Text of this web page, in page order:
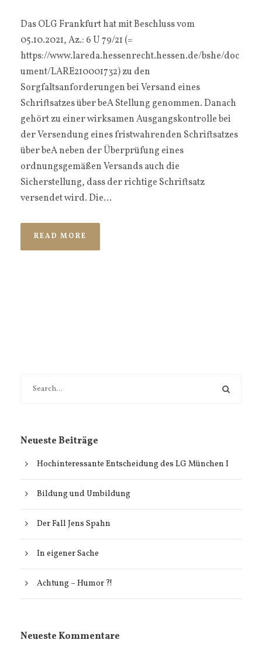
Das OLG Frankfurt hat mit Beschluss vom
05.10.2021, Az.: 6 U 79/21 (=
https://www.lareda.hessenrecht.hessen.de/bshe/doc
ument/LARE210001732) zu den
Sorgfaltsanforderungen bei Versand eines
Schriftsatzes über beA Stellung genommen. Danach
gehört zu einer wirksamen Ausgangskontrolle bei
der Versendung eines fristwahrenden Schriftsatzes
über beA neben der Überprüfung eines
ordnungsgemäßen Versands auch die
Sicherstellung, dass der richtige Schriftsatz
versendet wird. Die...
READ MORE
Neueste Beiträge
Hochinteressante Entscheidung des LG München I
Bildung und Umbildung
Der Fall Jens Spahn
In eigener Sache
Achtung – Humor ?!
Neueste Kommentare